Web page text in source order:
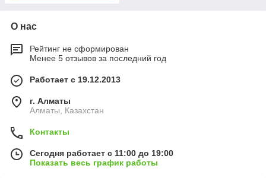
О нас
Рейтинг не сформирован
Менее 5 отзывов за последний год
Работает с 19.12.2013
г. Алматы
Алматы, Казахстан
Контакты
Сегодня работает с 11:00 до 19:00
Показать весь график работы